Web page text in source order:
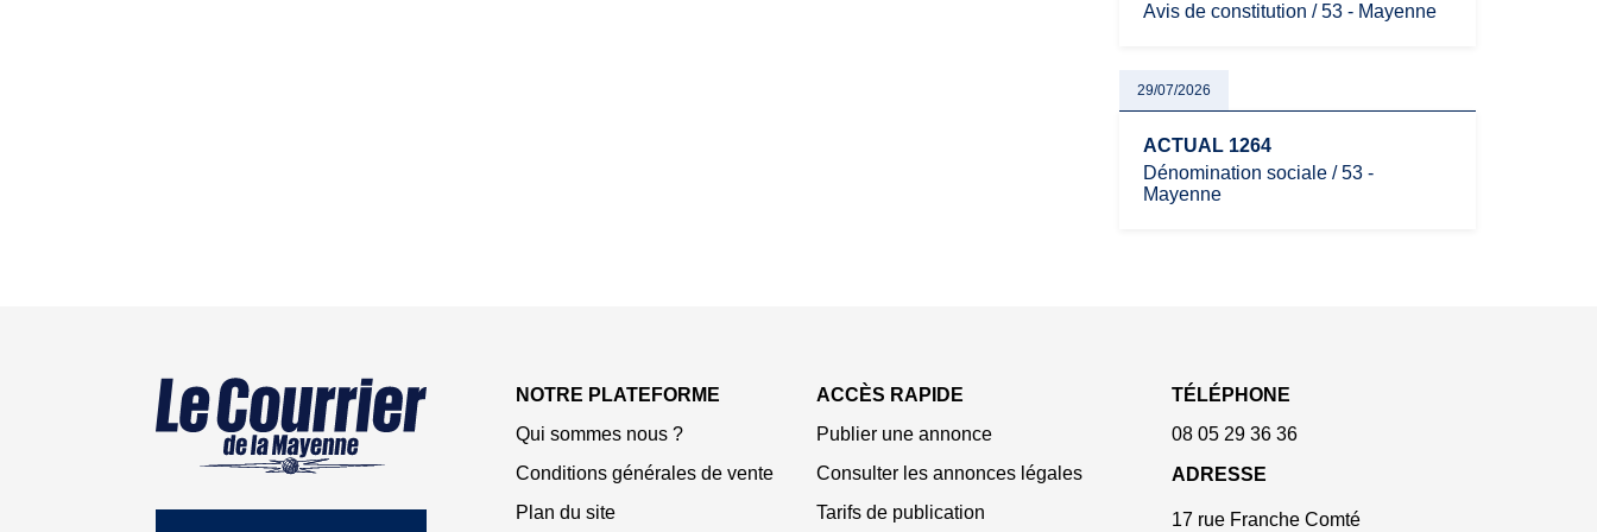
Avis de constitution / 53 - Mayenne
29/07/2026
ACTUAL 1264
Dénomination sociale / 53 -
Mayenne
NOTRE PLATEFORME
Qui sommes nous ?
Conditions générales de vente
Plan du site
ACCÈS RAPIDE
Publier une annonce
Consulter les annonces légales
Tarifs de publication
TÉLÉPHONE
08 05 29 36 36
ADRESSE
17 rue Franche Comté